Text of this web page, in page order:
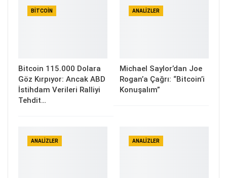
BITCOIN
Bitcoin 115.000 Dolara
Göz Kırpıyor: Ancak ABD
İstihdam Verileri Ralliyi
Tehdit…
ANALIZLER
Michael Saylor’dan Joe
Rogan’a Çağrı: “Bitcoin’i
Konuşalım”
ANALIZLER ANALIZLER